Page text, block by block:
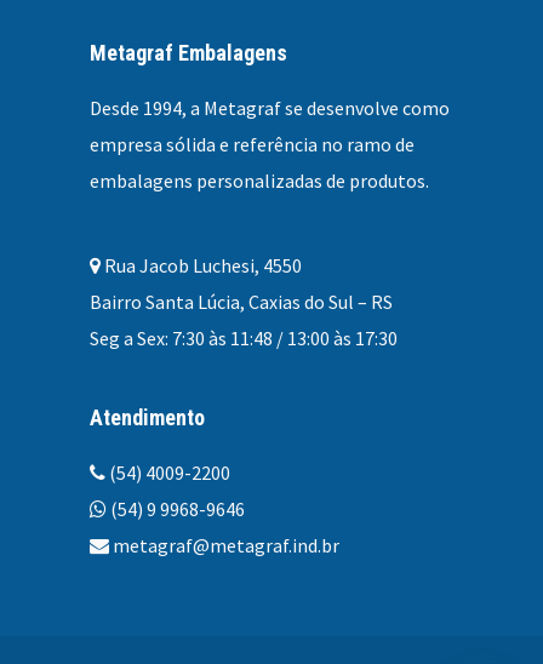
Metagraf Embalagens
Desde 1994, a Metagraf se desenvolve como
empresa sólida e referência no ramo de
embalagens personalizadas de produtos.
Rua Jacob Luchesi, 4550
Bairro Santa Lúcia, Caxias do Sul – RS
Seg a Sex: 7:30 às 11:48 / 13:00 às 17:30
Atendimento
(54) 4009-2200
(54) 9 9968-9646
metagraf@metagraf.ind.br